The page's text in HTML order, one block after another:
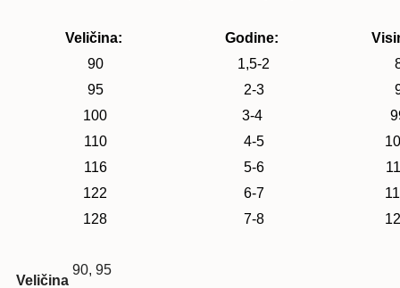
Veličina: Godine:
90
1,5-2
95
2-3
100
3-4
110
4-5
116
5-6
122
6-7
128
7-8
Veličina
90, 95